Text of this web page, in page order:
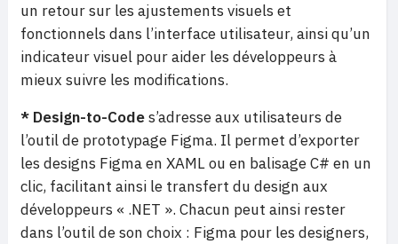
un retour sur les ajustements visuels et
fonctionnels dans l’interface utilisateur, ainsi qu’un
indicateur visuel pour aider les développeurs à
mieux suivre les modifications.
* Design-to-Codes’adresse aux utilisateurs de
l’outil de prototypage Figma. Il permet d’exporter
les designs Figma en XAML ou en balisage C# en un
clic, facilitant ainsi le transfert du design aux
développeurs « .NET ». Chacun peut ainsi rester
dans l’outil de son choix : Figma pour les designers,